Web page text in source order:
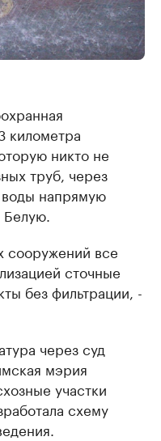
километра
никто не
труб, через
напрямую
Белую.
сооружений все
сточные
без фильтрации, -
через суд
мэрия
участки
схему